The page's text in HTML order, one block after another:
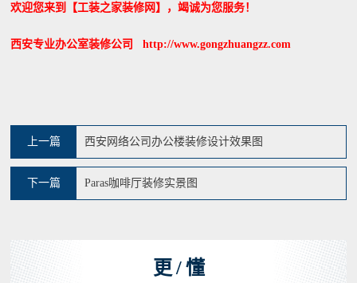
欢迎您来到【工装之家装修网】，竭诚为您服务！
西安专业办公室装修公司 http://www.gongzhuangzz.com
上一篇 西安网络公司办公楼装修设计效果图
Paras咖啡厅装修实景图
下一篇
更 / 懂